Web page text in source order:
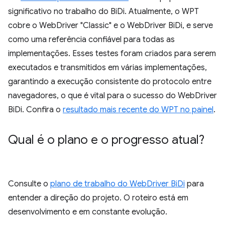
significativo no trabalho do BiDi. Atualmente, o WPT
cobre o WebDriver "Classic" e o WebDriver BiDi, e serve
como uma referência confiável para todas as
implementações. Esses testes foram criados para serem
executados e transmitidos em várias implementações,
garantindo a execução consistente do protocolo entre
navegadores, o que é vital para o sucesso do WebDriver
BiDi. Confira o resultado mais recente do WPT no painel.
Qual é o plano e o progresso atual?
Consulte o plano de trabalho do WebDriver BiDi para
entender a direção do projeto. O roteiro está em
desenvolvimento e em constante evolução.